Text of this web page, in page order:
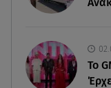
Το